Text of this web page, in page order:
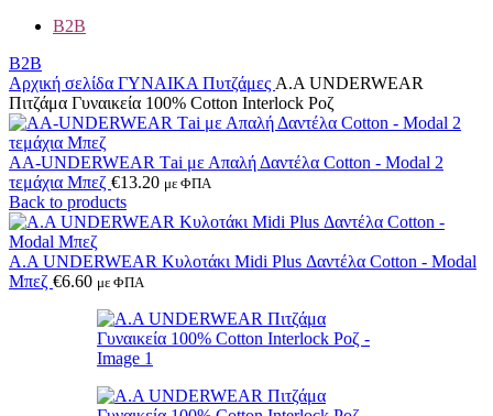
B2B
B2B
Αρχική σελίδα ΓΥΝΑΙΚΑΠυτζάμες A.A UNDERWEAR
Πιτζάμα Γυναικεία 100% Cotton Ιnterlock Ροζ
AA-UNDERWEAR Τai με Απαλή Δαντέλα Cotton - Modal 2
τεμάχια Μπεζ €13.20 με ΦΠΑ
Back to products
Α.A UNDERWEAR Κυλοτάκι Midi Plus Δαντέλα Cotton - Modal
Μπεζ €6.60 με ΦΠΑ